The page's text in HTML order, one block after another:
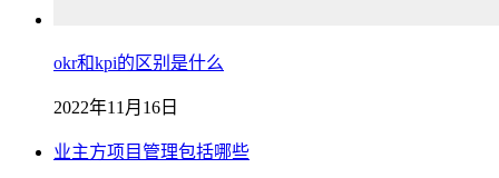
okr和kpi的区别是什么
2022年11月16日
业主方项目管理包括哪些